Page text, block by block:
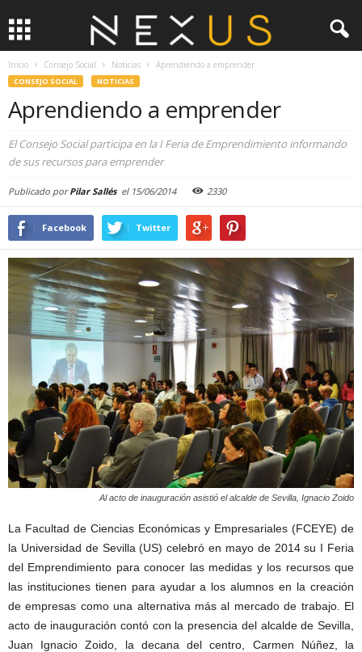
Inicio Consejo Social Noticias Aprendiendo a emprender
CONSEJO SOCIAL NOTICIAS
Aprendiendo a emprender
El Consejo Social participa en la I Feria de Emprendimiento informando
de sus recursos para emprender
Publicado porPilar Sallés el 15/06/2014 2330
Facebook Twitter
Al acto de inauguración asistió el alcalde de Sevilla, Ignacio Zoido
La Facultad de Ciencias Económicas y Empresariales (FCEYE) de
la Universidad de Sevilla (US) celebró en mayo de 2014 su I Feria
del Emprendimiento para conocer las medidas y los recursos que
las instituciones tienen para ayudar a los alumnos en la creación
de empresas como una alternativa más al mercado de trabajo. El
acto de inauguración contó con la presencia del alcalde de Sevilla,
Juan Ignacio Zoido, la decana del centro, Carmen Núñez, la